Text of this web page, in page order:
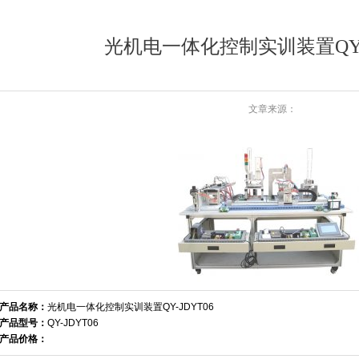
光机电一体化控制实训装置
文章来源：
产品名称： 光机电一体化控制实训装置QY-JDYT06
产品型号： QY-JDYT06
产品价格：